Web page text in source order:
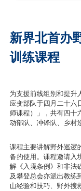
新界北首办
训练课程
为支援前线组别和提升
应变部队于四月二十六
师课程）」，共有四十
动部队、冲锋队、乡村
课程主要讲解野外巡逻
备的使用。课程邀请入
解《入境条例》和非法
及攀登总会亦派出教练
山经验和技巧、野外搜